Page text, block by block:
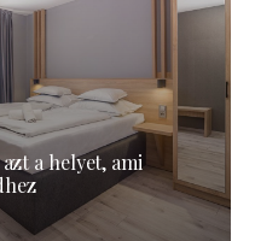
a helyet, ami